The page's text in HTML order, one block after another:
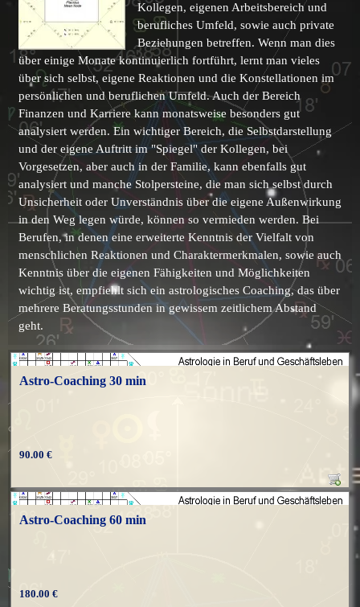
Kollegen, eigenen Arbeitsbereich und
berufliches Umfeld, sowie auch private
Beziehungen betreffen. Wenn man dies
über einige Monate kontinuierlich fortführt, lernt man vieles
über sich selbst, eigene Reaktionen und die Konstellationen im
persönlichen und beruflichen Umfeld. Auch der Bereich
Finanzen und Karriere kann monatsweise besonders gut
analysiert werden. Ein wichtiger Bereich, die Selbstdarstellung
und der eigene Auftritt im "Spiegel" der Kollegen, bei
Vorgesetzen, aber auch in der Familie, kann ebenfalls gut
analysiert und manche Stolpersteine, die man sich selbst durch
Unsicherheit oder Unverständnis über die eigene Außenwirkung
in den Weg legen würde, können so vermieden werden. Bei
Berufen, in denen eine erweiterte Kenntnis der Vielfalt von
menschlichen Reaktionen und Charaktermerkmalen, sowie auch
Kenntnis über die eigenen Fähigkeiten und Möglichkeiten
wichtig ist, empfiehlt sich ein astrologisches Coaching, das über
mehrere Beratungsstunden in gewissem zeitlichem Abstand
geht.
Astro-Coaching 30 min
90.00 €
Astro-Coaching 60 min
180.00 €